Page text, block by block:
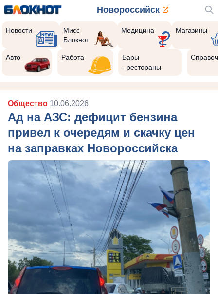
Новороссийск
Новости
Мисс
Блокнот
Медицина Магазины
Авто Работа
Бары
- рестораны
Общество 10.06.2026
Ад на АЗС: дефицит бензина
привел к очередям и скачку цен
на заправках Новороссийска